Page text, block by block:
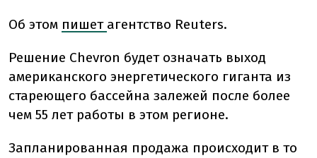
Об этом пишет агентство Reuters.
Решение Chevron будет означать выход
американского энергетического гиганта из
стареющего бассейна залежей после более
чем 55 лет работы в этом регионе.
Запланированная продажа происходит в то